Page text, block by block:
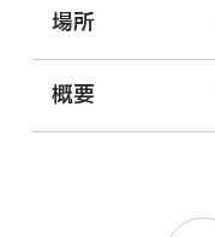
場所
概要